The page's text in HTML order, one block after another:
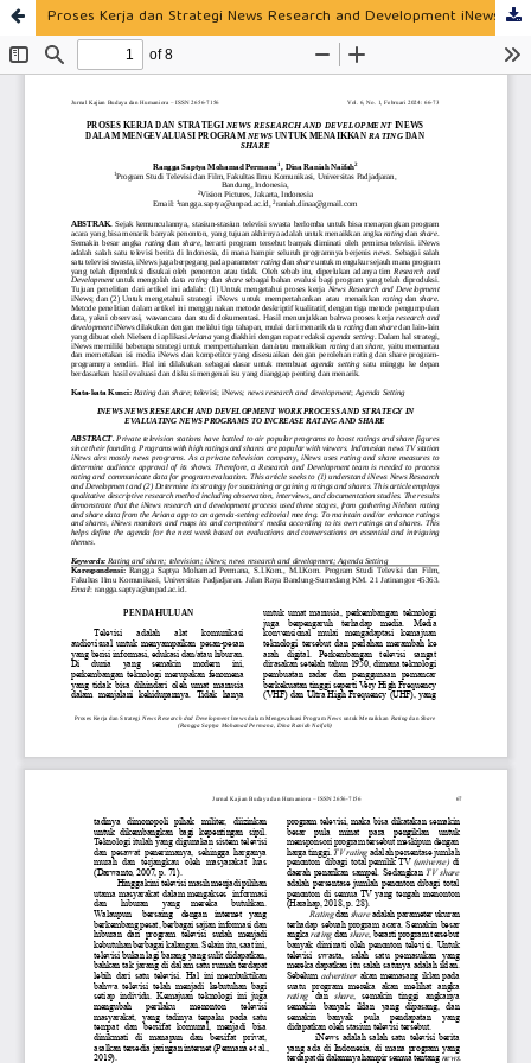
Proses Kerja dan Strategi News Research and Development iNews dalam Mengevaluasi Program News untuk Menaikkan Rating dan Share